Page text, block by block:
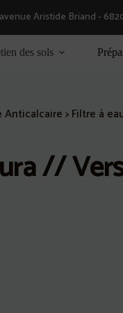
Aristide Briand -
des sols
Anticalcaire>Filtre à
//